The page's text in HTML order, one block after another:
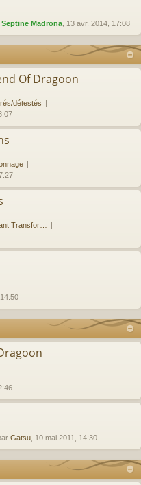
Septine Madrona , 13 avr. 2014, 17:08
Of Dragoon
détestés
Transfor…
Gatsu , 10 mai 2011, 14:30